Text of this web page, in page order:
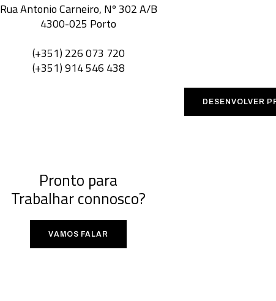
Rua Antonio Carneiro, Nº 302 A/B
4300-025 Porto
(+351) 226 073 720
(+351) 914 546 438
DESENVOLVER
Pronto para
Trabalhar connosco?
VAMOS FALAR